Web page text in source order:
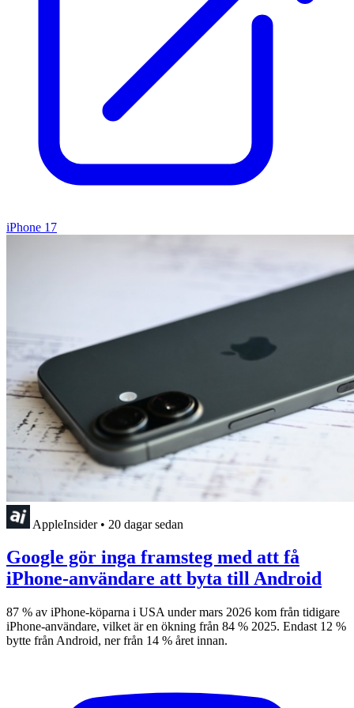
iPhone 17
AppleInsider • 20 dagar sedan
Google gör inga framsteg med att få
iPhone-användare att byta till Android
87 % av iPhone-köparna i USA under mars 2026 kom från tidigare
iPhone-användare, vilket är en ökning från 84 % 2025. Endast 12 %
bytte från Android, ner från 14 % året innan.